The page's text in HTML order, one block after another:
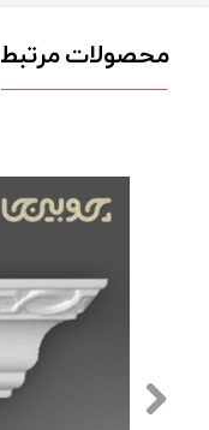
محصولات مرتبط